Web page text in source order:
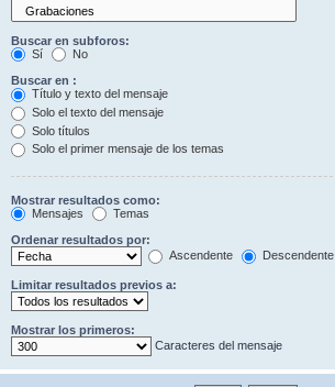
Buscar en subforos:
Sí
No
Buscar en :
Título y texto del mensaje
Solo el texto del mensaje
Solo títulos
Solo el primer mensaje de los temas
Mostrar resultados como:
Mensajes
Temas
Ordenar resultados por:
Ascendente
Descendente
Limitar resultados previos a:
Mostrar los primeros:
Caracteres del mensaje